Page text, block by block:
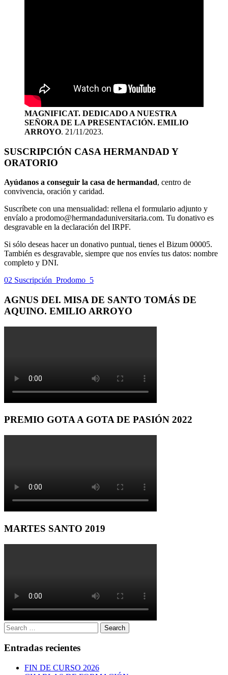
MAGNIFICAT. DEDICADO A NUESTRA
SEÑORA DE LA PRESENTACIÓN. EMILIO
ARROYO. 21/11/2023.
SUSCRIPCIÓN CASA HERMANDAD Y
ORATORIO
Ayúdanos a conseguir la casa de hermandad, centro de
convivencia, oración y caridad.
Suscríbete con una mensualidad: rellena el formulario adjunto y
envíalo a prodomo@hermandaduniversitaria.com. Tu donativo es
desgravable en la declaración del IRPF.
Si sólo deseas hacer un donativo puntual, tienes el Bizum 00005.
También es desgravable, siempre que nos envíes tus datos: nombre
completo y DNI.
02 Suscripción_Prodomo_5
AGNUS DEI. MISA DE SANTO TOMÁS DE
AQUINO. EMILIO ARROYO
PREMIO GOTA A GOTA DE PASIÓN 2022
MARTES SANTO 2019
Search
for:
Search
Entradas recientes
FIN DE CURSO 2026